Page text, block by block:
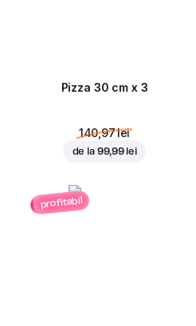
Pizza 30 cm x 3
140,97 lei
de la 99,99 lei
profitabil